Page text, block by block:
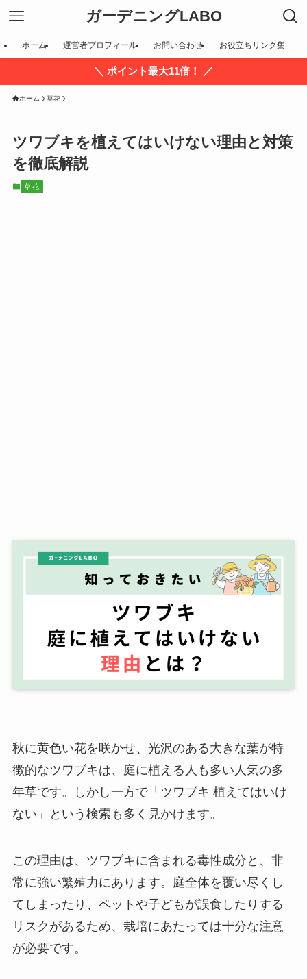
ガーデニングLABO
ホーム 運営者プロフィール お問い合わせ お役立ちリンク集
＼ ポイント最大11倍！ ／
ホーム 草花
ツワブキを植えてはいけない理由と対策
を徹底解説
草花
秋に黄色い花を咲かせ、光沢のある大きな葉が特
徴的なツワブキは、庭に植える人も多い人気の多
年草です。しかし一方で「ツワブキ 植えてはいけ
ない」という検索も多く見かけます。
この理由は、ツワブキに含まれる毒性成分と、非
常に強い繁殖力にあります。庭全体を覆い尽くし
てしまったり、ペットや子どもが誤食したりする
リスクがあるため、栽培にあたっては十分な注意
が必要です。